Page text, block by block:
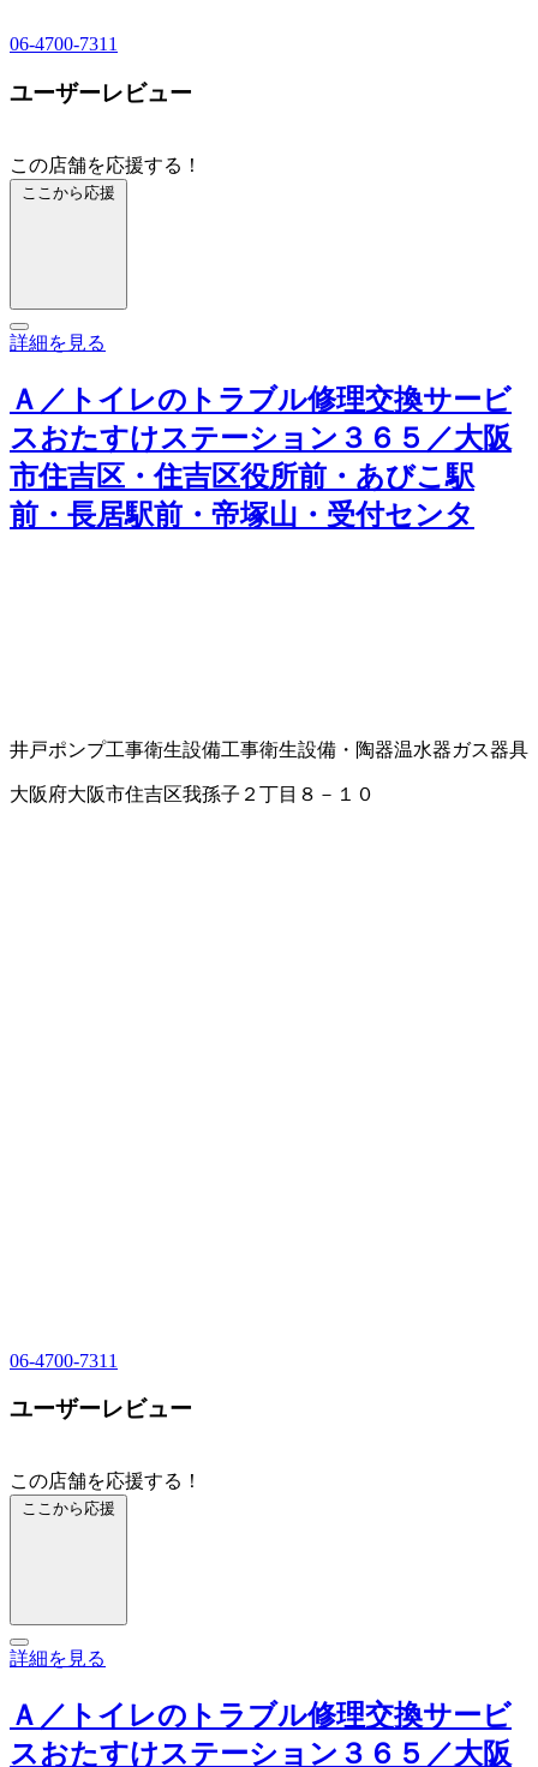
06-4700-7311
ユーザーレビュー
この店舗を応援する！
ここから応援
詳細を見る
Ａ／トイレのトラブル修理交換サービ
スおたすけステーション３６５／大阪
市住吉区・住吉区役所前・あびこ駅
前・長居駅前・帝塚山・受付センタ
井戸ポンプ工事衛生設備工事衛生設備・陶器温水器ガス器具
大阪府大阪市住吉区我孫子２丁目８－１０
06-4700-7311
ユーザーレビュー
この店舗を応援する！
ここから応援
詳細を見る
Ａ／トイレのトラブル修理交換サービ
スおたすけステーション３６５／大阪